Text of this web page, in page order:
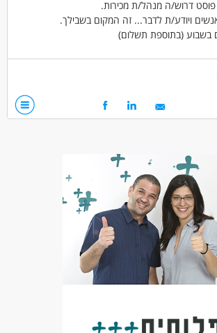
דרוש/ה מנהל/ת מכירות.
ויודע/ת לדבר... זה המקום בשבילך.
מייל ורשתות חברתיות.
יתרון משמעותי ביותר
וגברים כאחד.
מכירות - מכירות פרונטלי
חנות
עבודה מיידית משרה מלאה